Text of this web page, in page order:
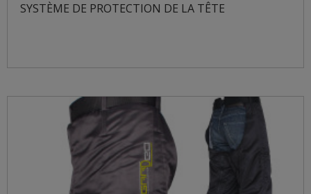
SYSTÈME DE PROTECTION DE LA TÊTE